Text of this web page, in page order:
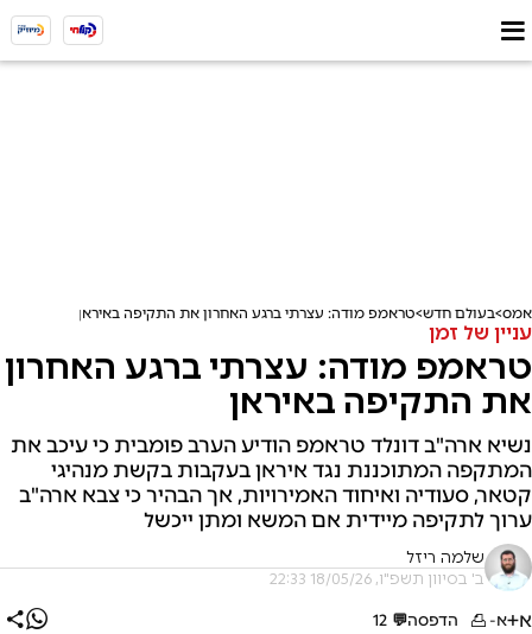
אמס בעולם חדש טראמפ מודה: עצרתי ברגע האחרון את התקיפה באיראן
עניין של זמן
טראמפ מודה: עצרתי ברגע האחרון
את התקיפה באיראן
נשיא ארה"ב דונלד טראמפ הודיע הערב פומבית כי עיכב את
המתקפה המתוכננת נגד איראן בעקבות בקשת מנהיגי
קטאר, סעודיה ואיחוד האמירויות, אך הבהיר כי צבא ארה"ב
ערוך לתקיפה מיידית אם המשא ומתן ייכשל
שלמה ריזל
ב' בסיוון תשפ"ו, 18/05/26 22:33
א+א- הדפסה💬
12